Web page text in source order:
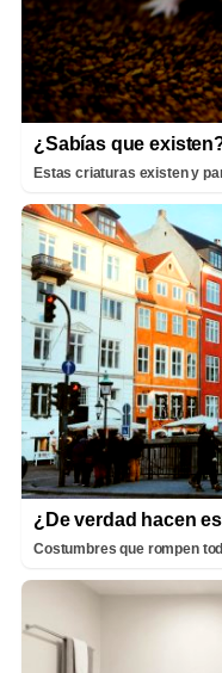
¿Sabías que
Estas criaturas existen y
¿De verdad hacen
Costumbres que rompen